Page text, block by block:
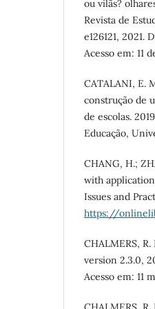
ou vilãs?
Revista de
e126121, 2021.
Acesso em: 11
CATALANI, E.
construção de
de escolas.
Educação,
CHANG, H.;
with
Issues and
https://
CHALMERS,
version 2.3.0,
Acesso em: 11